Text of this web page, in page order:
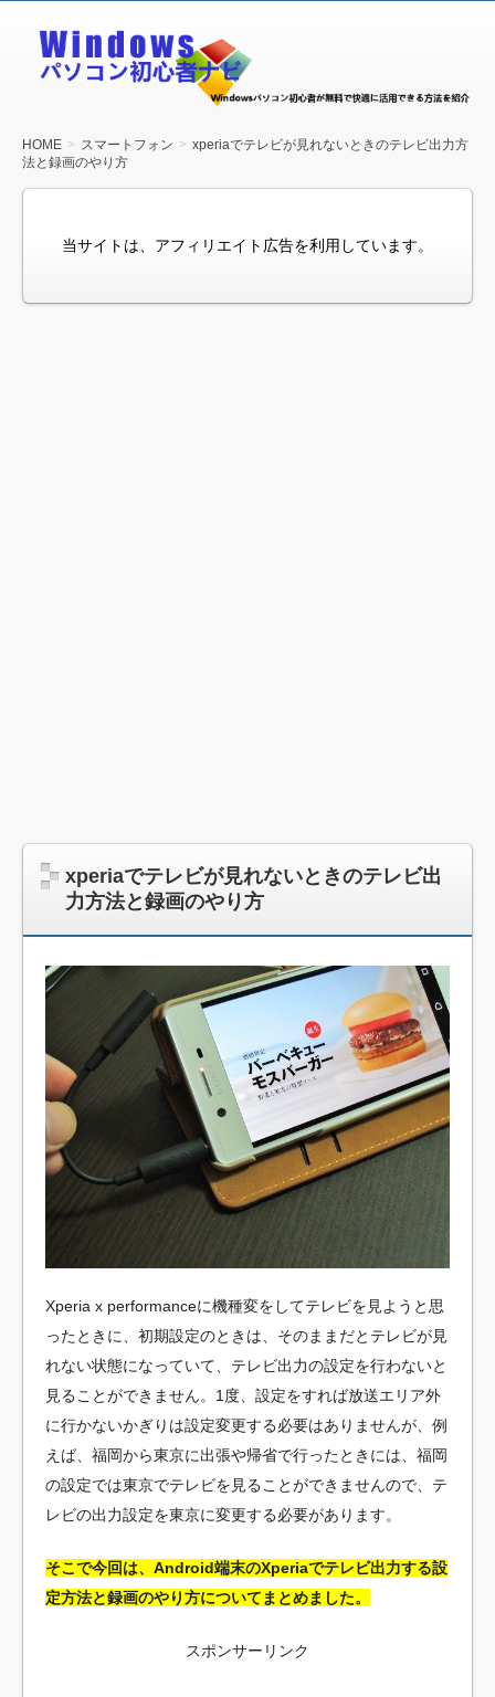
Windows
パソコン
HOME スマートフォン
xperiaでテレビが見れないときのテレビ出力方
法と録画のやり方
当サイトは、アフィリエイト広告を利用しています。
xperiaでテレビが見れないときのテレビ出
力方法と録画のやり方
Xperia x performanceに機種変をしてテレビを見ようと思
ったときに、初期設定のときは、そのままだとテレビが見
れない状態になっていて、テレビ出力の設定を行わないと
見ることができません。1度、設定をすれば放送エリア外
に行かないかぎりは設定変更する必要はありませんが、例
えば、福岡から東京に出張や帰省で行ったときには、福岡
の設定では東京でテレビを見ることができませんので、テ
レビの出力設定を東京に変更する必要があります。
そこで今回は、Android端末のXperiaでテレビ出力する設
定方法と録画のやり方についてまとめました。
スポンサーリンク